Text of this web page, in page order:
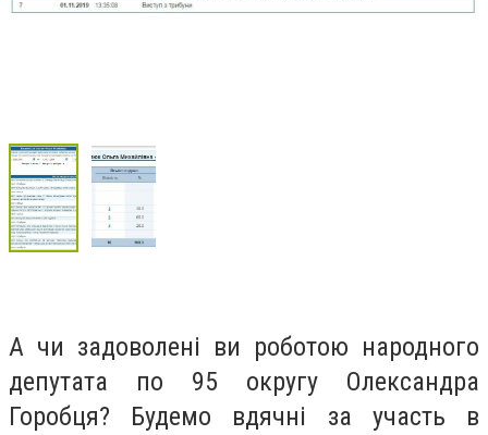
А чи задоволені ви роботою народного
депутата по 95 округу Олександра
Горобця? Будемо вдячні за участь в